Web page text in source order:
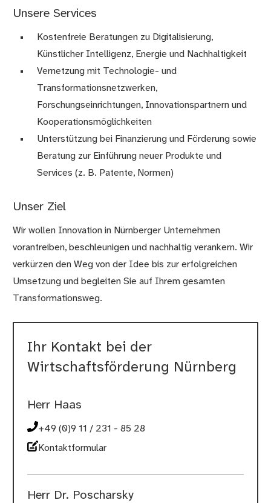
Unsere Services
Kostenfreie Beratungen zu Digitalisierung,
Künstlicher Intelligenz, Energie und Nachhaltigkeit
Vernetzung mit Technologie- und
Transformationsnetzwerken,
Forschungseinrichtungen, Innovationspartnern und
Kooperationsmöglichkeiten
Unterstützung bei Finanzierung und Förderung sowie
Beratung zur Einführung neuer Produkte und
Services (z. B. Patente, Normen)
Unser Ziel
Wir wollen Innovation in Nürnberger Unternehmen
vorantreiben, beschleunigen und nachhaltig verankern. Wir
verkürzen den Weg von der Idee bis zur erfolgreichen
Umsetzung und begleiten Sie auf Ihrem gesamten
Transformationsweg.
Ihr Kontakt bei der
Wirtschaftsförderung Nürnberg
Herr Haas
+49 (0)9 11 / 231 - 85 28
Kontaktformular
Herr Dr. Poscharsky